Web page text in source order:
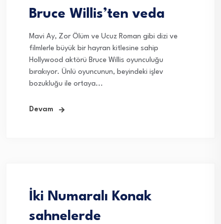
Bruce Willis’ten veda
Mavi Ay, Zor Ölüm ve Ucuz Roman gibi dizi ve
filmlerle büyük bir hayran kitlesine sahip
Hollywood aktörü Bruce Willis oyunculuğu
bırakıyor. Ünlü oyuncunun, beyindeki işlev
bozukluğu ile ortaya...
Devam
İki Numaralı Konak
sahnelerde